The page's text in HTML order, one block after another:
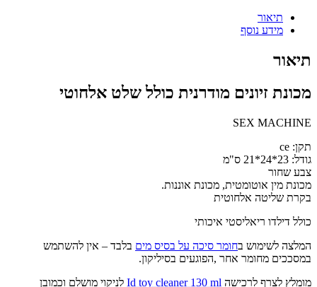
תיאור
מידע נוסף
תיאור
מכונת זיונים מודרנית כולל שלט אלחוטי
SEX MACHINE
תקן: ce
גודל: 23*24*21 ס"מ
צבע שחור
מכונת מין אוטומטית, מכונת אוננות.
בקרת שליטה אלחוטית
כולל דילדו ריאליסטי איכותי
המלצה לשימוש בחומר סיכה על בסיס מים בלבד – אין להשתמש
במסככים מחומר אחר ,הפוגעים בסיליקון.
מומלץ לצרף לרכישה Id toy cleaner 130 ml לניקוי מושלם וכמובן